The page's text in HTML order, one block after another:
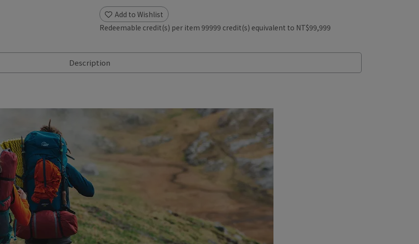
Add to Wishlist
Redeemable credit(s) per item 99999 credit(s) equivalent to NT$99,999
Description